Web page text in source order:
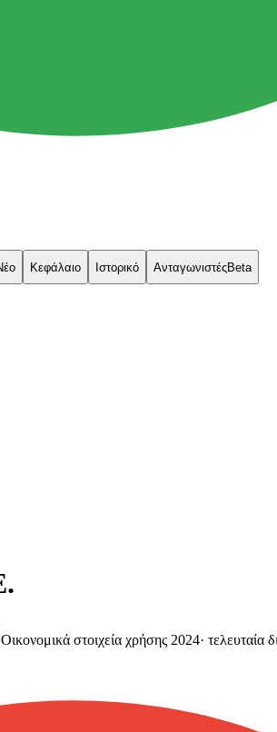
Κεφάλαιο Ιστορικό ΑνταγωνιστέςBeta
Οικονομικά στοιχεία χρήσης 2024· τελευταία